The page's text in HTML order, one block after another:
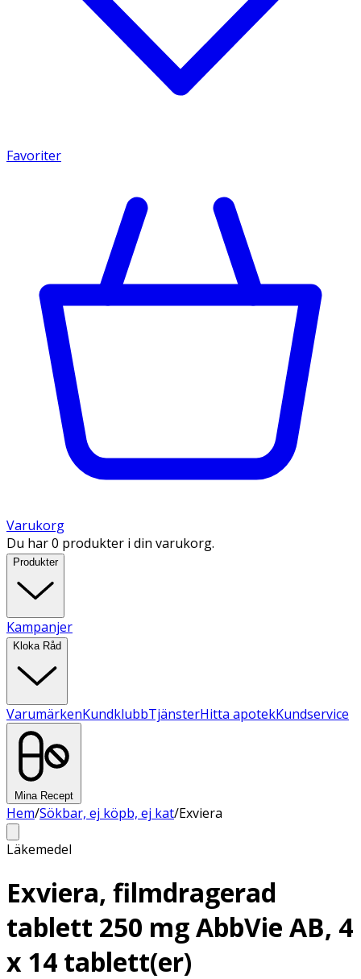
Favoriter
Varukorg
Du har 0 produkter i din varukorg.
Produkter
Kampanjer
Kloka Råd
VarumärkenKundklubbTjänsterHitta apotekKundservice
Mina Recept
Hem/Sökbar, ej köpb, ej kat/Exviera
Läkemedel
Exviera, filmdragerad
tablett 250 mg AbbVie AB, 4
x 14 tablett(er)